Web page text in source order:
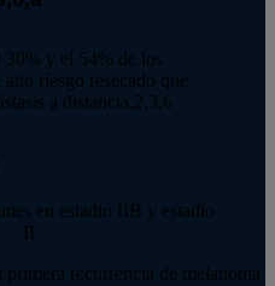
primera recurrencia de melanoma